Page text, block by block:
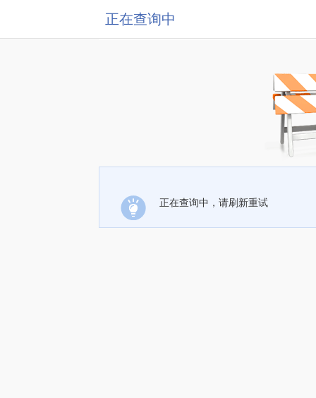
正在查询中
正在查询中，请刷新重试